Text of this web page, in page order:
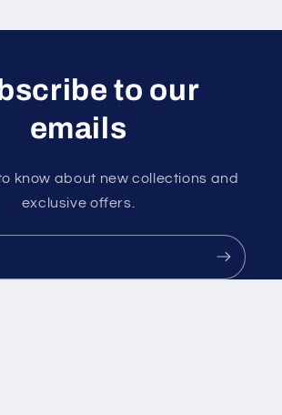
to our
emails
know about new collections and
exclusive offers.